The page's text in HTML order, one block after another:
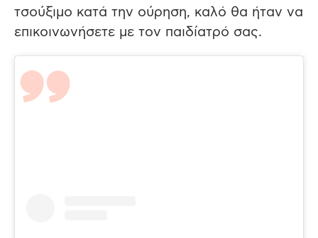
τσούξιμο κατά την ούρηση, καλό θα ήταν να
επικοινωνήσετε με τον παιδίατρό σας.